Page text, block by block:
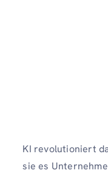
KI revolutioniert
sie es